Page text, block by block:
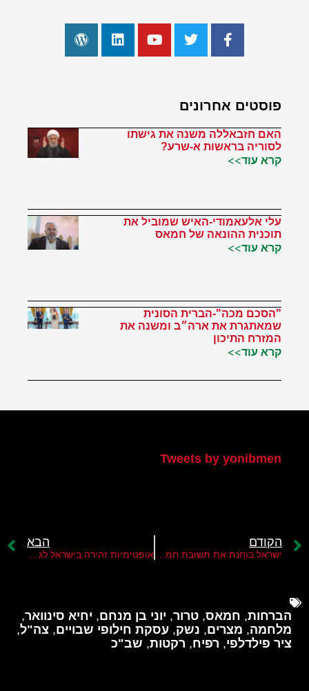
פוסטים אחרונים
האם חזבאללה משנה את גישתו
לסוריה בראשות א-שרע?
קרא עוד>>
עלי אלעאמודי-האיש שמוביל את
תוכנית ההונאה של חמאס
קרא עוד>>
"הסכם מכה"-הברית הסונית
שמאתגרת את ארה״ב ומשנה את
המזרח התיכון
קרא עוד>>
Tweets by yonibmen
הקודם הבא
הברחות, חמאס, טרור, יוני בן מנחם, יחיא סינוואר,
מלחמה, מצרים, נשק, עסקת חילופי שבויים, צה"ל,
ציר פילדלפי, רפיח, רקטות, שב"כ